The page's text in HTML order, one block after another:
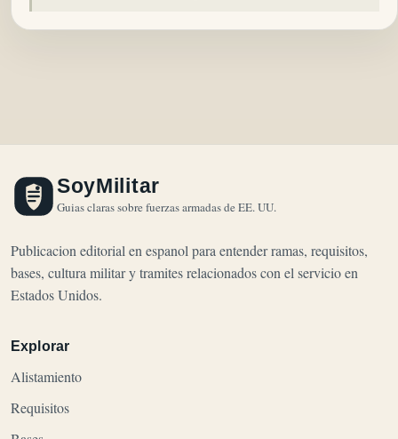
SoyMilitar
Guias claras sobre fuerzas armadas de EE. UU.
Publicacion editorial en espanol para entender ramas, requisitos,
bases, cultura militar y tramites relacionados con el servicio en
Estados Unidos.
Explorar
Alistamiento
Requisitos